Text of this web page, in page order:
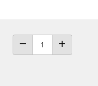
ANZAHL VERRINGERN
ANZAHL